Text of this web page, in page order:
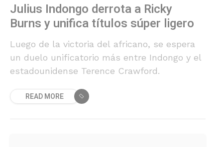
Julius Indongo derrota a Ricky
Burns y unifica títulos súper ligero
Luego de la victoria del africano, se espera
un duelo unificatorio más entre Indongo y el
estadounidense Terence Crawford.
READ MORE